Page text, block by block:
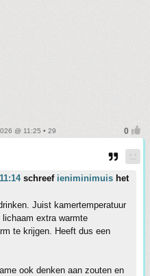
@ 11:25 • 29
schreef ieniminimuis het
Juist kamertemperatuur
extra warmte
te krijgen. Heeft dus een
ook denken aan zouten en